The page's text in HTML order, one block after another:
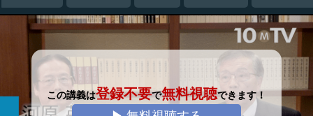
この講義は登録不要で無料視聴できます！